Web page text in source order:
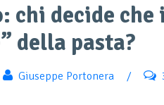
chi decide che
della pasta?
Giuseppe Portonera /